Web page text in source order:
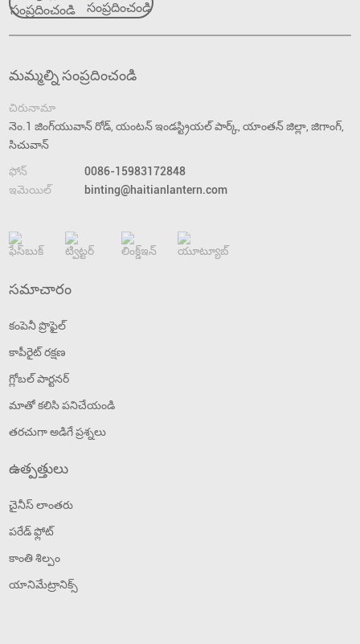
సంప్రదించండి
మమ్మల్ని సంప్రదించండి
చిరునామా
నెం.1 జింగ్‌యువాన్ రోడ్, యంటన్ ఇండస్ట్రియల్ పార్క్, యాంతన్ జిల్లా, జిగాంగ్,
సిచువాన్
ఫోన్
0086-15983172848
ఇమెయిల్
binting@haitianlantern.com
సమాచారం
కంపెనీ ప్రొఫైల్
కాపీరైట్ రక్షణ
గ్లోబల్ పార్టనర్
మాతో కలిసి పనిచేయండి
తరచుగా అడిగే ప్రశ్నలు
ఉత్పత్తులు
చైనీస్ లాంతరు
పరేడ్ ఫ్లోట్
కాంతి శిల్పం
యానిమేట్రానిక్స్